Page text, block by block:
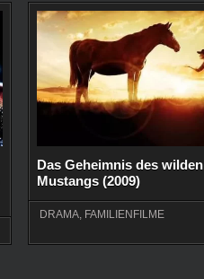
Das Geheimnis des wilden
Mustangs (2009)
DRAMA, FAMILIENFILME